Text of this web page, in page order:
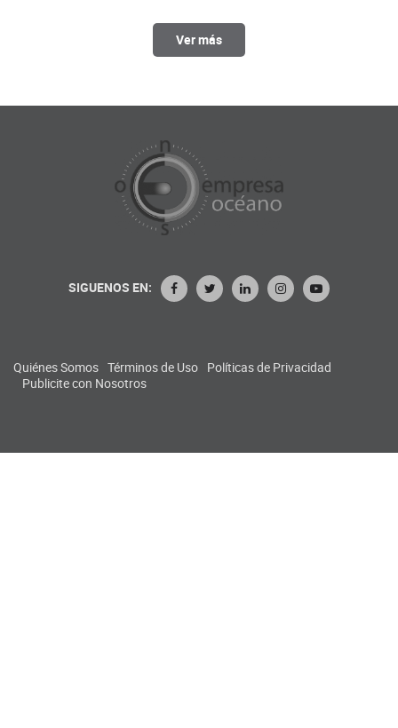
Ver más
SIGUENOS EN:
Quiénes Somos Términos de Uso Políticas de Privacidad
Publicite con Nosotros